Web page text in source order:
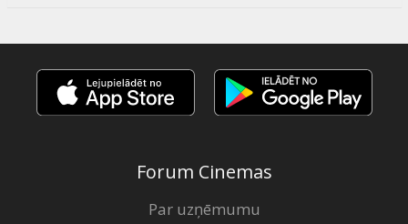
Forum Cinemas
Par uzņēmumu